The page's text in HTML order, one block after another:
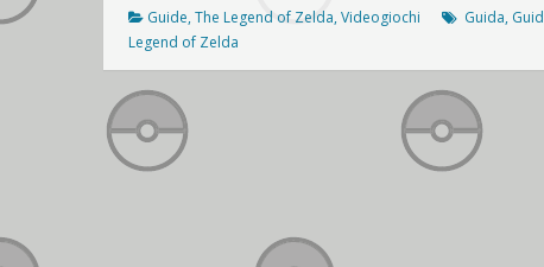
della
calamità:
guida
Guide,The Legend of Zelda,Videogiochi Guida,
Legend of Zelda